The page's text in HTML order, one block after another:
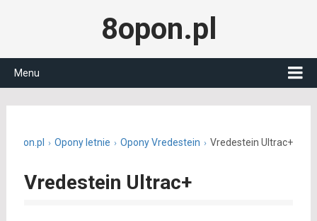
8opon.pl
Menu
8opon.pl Opony letnie Opony Vredestein Vredestein Ultrac+
Vredestein Ultrac+